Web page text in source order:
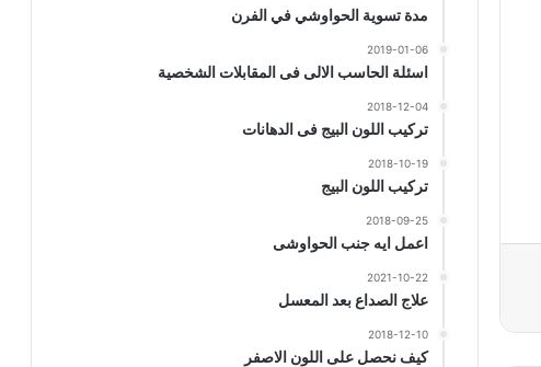
مدة تسوية الحواوشي في الفرن
2019-01-06
اسئلة الحاسب الالى فى المقابلات الشخصية
2018-12-04
تركيب اللون البيج فى الدهانات
2018-10-19
تركيب اللون البيج
2018-09-25
اعمل ايه جنب الحواوشى
2021-10-22
علاج الصداع بعد المعسل
2018-12-10
كيف نحصل على اللون الاصفر